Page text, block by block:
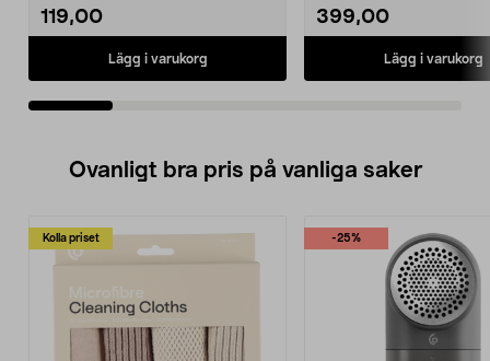
119,00
Lägg i varukorg
399,00
Lägg i varukorg
Ovanligt bra pris på vanliga saker
Kolla priset -25%